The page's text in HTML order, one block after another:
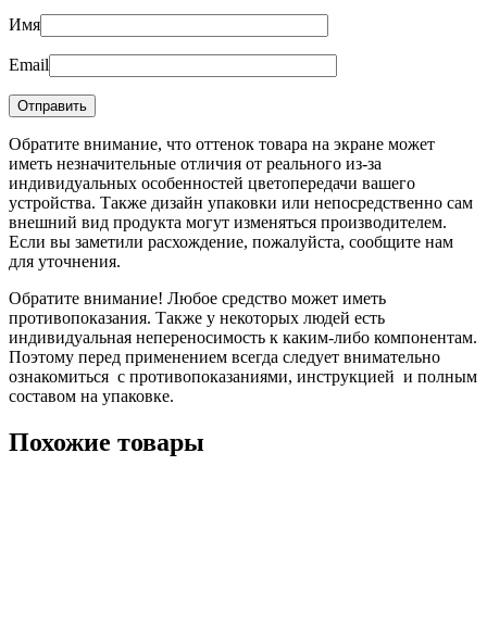
Имя
Email
Обратите внимание, что оттенок товара на экране может
иметь незначительные отличия от реального из-за
индивидуальных особенностей цветопередачи вашего
устройства. Также дизайн упаковки или непосредственно сам
внешний вид продукта могут изменяться производителем.
Если вы заметили расхождение, пожалуйста, сообщите нам
для уточнения.
Обратите внимание! Любое средство может иметь
противопоказания. Также у некоторых людей есть
индивидуальная непереносимость к каким-либо компонентам.
Поэтому перед применением всегда следует внимательно
ознакомиться с противопоказаниями, инструкцией и полным
составом на упаковке.
Похожие товары